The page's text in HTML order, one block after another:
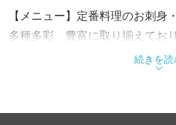
【メニュー】定番料理のお刺
多種多彩、豊富に取り揃えており
【価格】昔懐かしい味から流行
続きを